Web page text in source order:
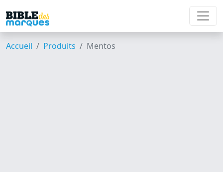
Accueil Produits Mentos